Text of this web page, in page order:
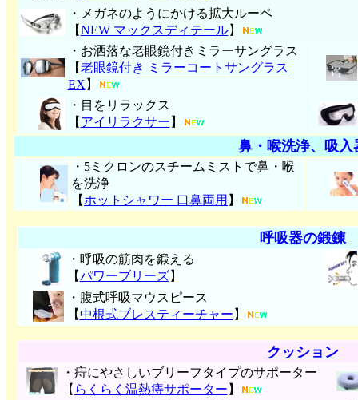
・メガネのようにかける拡大ルーペ
【NEW マックスディテール】
・お洒落な老眼鏡付きミラーサングラス
【老眼鏡付き ミラーコートサングラス
EX 】
・目をリラックス
【 アイリラクサー 】
鼻・喉洗浄、吸入
・5ミクロンのスチームミストで鼻・喉
を洗浄
【 ホットシャワー 口鼻両用 】
呼吸器の鍛錬
・呼吸の筋肉を鍛える
【パワーブリーズ】
・腹式呼吸マウスピース
【中根式ブレスティーチャー 】
クッション
・痔にやさしいブリーフタイプのサポーター
【 らくらく温熱痔サポーター 】